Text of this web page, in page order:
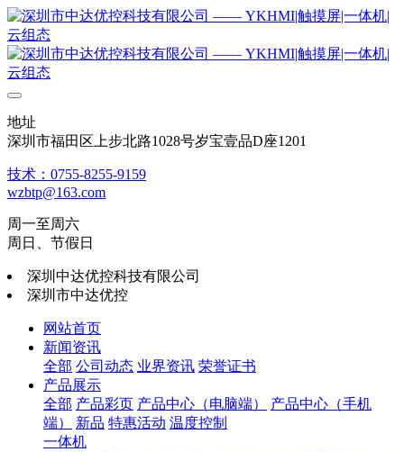
地址
深圳市福田区上步北路1028号岁宝壹品D座1201
技术：0755-8255-9159
wzbtp@163.com
周一至周六
周日、节假日
深圳中达优控科技有限公司
深圳市中达优控
网站首页
新闻资讯
全部 公司动态 业界资讯 荣誉证书
产品展示
全部 产品彩页 产品中心（电脑端）
产品中心（手机
端）
新品 特惠活动 温度控制
一体机